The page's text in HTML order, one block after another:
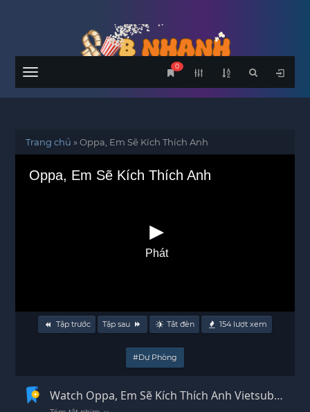
Menu
0
Trang chủ »Oppa, Em Sẽ Kích Thích Anh
Oppa, Em Sẽ Kích Thích Anh
Phát
Tập trước Tập sau Tắt đèn 154lượt xem
#Dự Phòng
Watch Oppa, Em Sẽ Kích Thích Anh Vietsub -